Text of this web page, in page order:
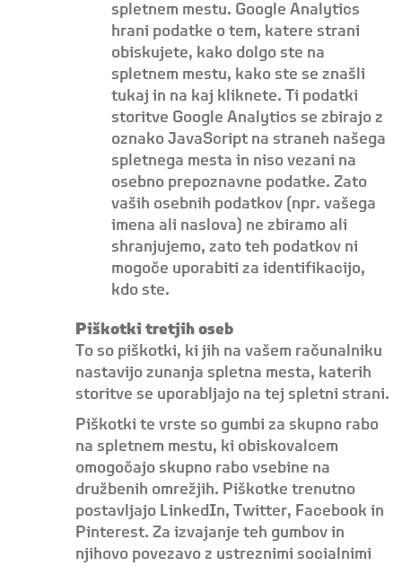
spletnem mestu. Google Analytics
hrani podatke o tem, katere strani
obiskujete, kako dolgo ste na
spletnem mestu, kako ste se znašli
tukaj in na kaj kliknete. Ti podatki
storitve Google Analytics se zbirajo z
oznako JavaScript na straneh našega
spletnega mesta in niso vezani na
osebno prepoznavne podatke. Zato
vaših osebnih podatkov (npr. vašega
imena ali naslova) ne zbiramo ali
shranjujemo, zato teh podatkov ni
mogoče uporabiti za identifikacijo,
kdo ste.
Piškotki tretjih oseb
To so piškotki, ki jih na vašem računalniku
nastavijo zunanja spletna mesta, katerih
storitve se uporabljajo na tej spletni strani.
Piškotki te vrste so gumbi za skupno rabo
na spletnem mestu, ki obiskovalcem
omogočajo skupno rabo vsebine na
družbenih omrežjih. Piškotke trenutno
postavljajo LinkedIn, Twitter, Facebook in
Pinterest. Za izvajanje teh gumbov in
njihovo povezavo z ustreznimi socialnimi